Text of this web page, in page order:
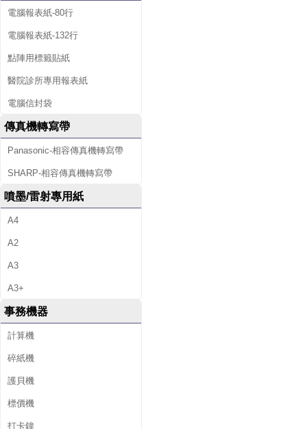
電腦報表紙-80行
電腦報表紙-132行
點陣用標籤貼紙
醫院診所專用報表紙
電腦信封袋
傳真機轉寫帶
Panasonic-相容傳真機轉寫帶
SHARP-相容傳真機轉寫帶
噴墨/雷射專用紙
A4
A2
A3
A3+
事務機器
計算機
碎紙機
護貝機
標價機
打卡鐘